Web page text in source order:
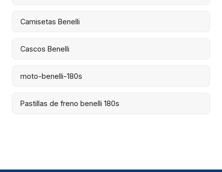
Camisetas Benelli
Cascos Benelli
moto-benelli-180s
Pastillas de freno benelli 180s